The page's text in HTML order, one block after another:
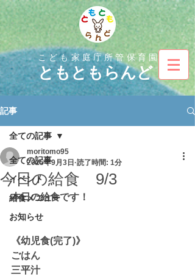
こども家庭庁所管保育園
ともともらんど
記事
全ての記事
イベント
給食メニュー
お知らせ
全ての記事
今日の給食 9/3
moritomo95
2025年9月3日 読了時間: 1分
本日の給食です！
《幼児食(完了)》
ごはん
三平汁